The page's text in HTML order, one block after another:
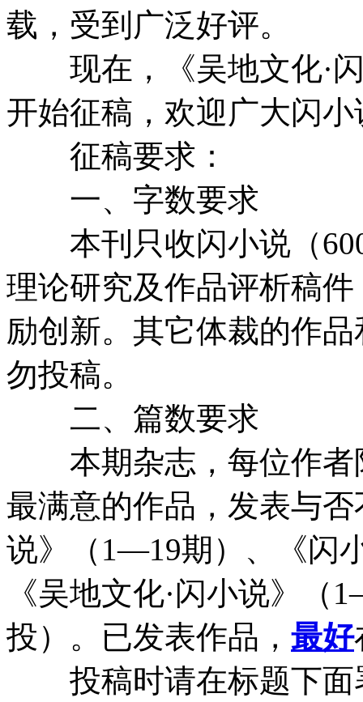
载，受到广泛好评。
现在，《吴地文化·闪
开始征稿，欢迎广大闪
征稿要求：
一、字数要求
本刊只收闪小说（600
理论研究及作品评析稿
励创新。其它体裁的作
勿投稿。
二、篇数要求
本期杂志，每位作者
最满意的作品，发表与
说》（1—19期）、《闪
《吴地文化·闪小说》
投）。已发表作品， 最好
投稿时请在标题下面